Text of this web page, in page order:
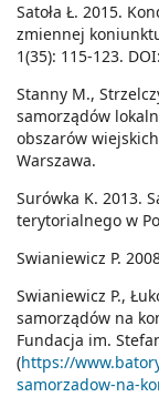
Satoła Ł. 2015.
zmiennej
1(35): 115-123. DOI:
Stanny M.,
samorządów
obszarów
Warszawa.
Surówka K. 2013.
terytorialnego w
Swianiewicz P.
Swianiewicz P.,
samorządów na
Fundacja im.
(https://
samorzadow-na-